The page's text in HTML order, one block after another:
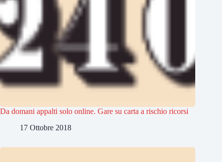
Da domani appalti solo online. Gare su carta a rischio ricorsi
17 Ottobre 2018